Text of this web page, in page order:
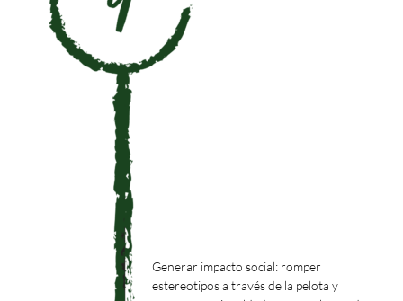
Generar impacto social: romper
estereotipos a través de la pelota y